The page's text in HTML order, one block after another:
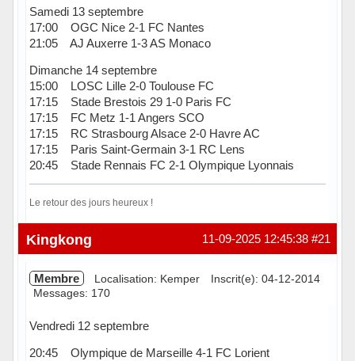
Samedi 13 septembre
17:00 OGC Nice 2-1 FC Nantes
21:05 AJ Auxerre 1-3 AS Monaco
Dimanche 14 septembre
15:00 LOSC Lille 2-0 Toulouse FC
17:15 Stade Brestois 29 1-0 Paris FC
17:15 FC Metz 1-1 Angers SCO
17:15 RC Strasbourg Alsace 2-0 Havre AC
17:15 Paris Saint-Germain 3-1 RC Lens
20:45 Stade Rennais FC 2-1 Olympique Lyonnais
Le retour des jours heureux !
Hors ligne #21
11-09-2025 12:45:38
Kingkong
Membre Localisation: Kemper
Inscrit(e): 04-12-2014
Messages: 170
Vendredi 12 septembre
20:45 Olympique de Marseille 4-1 FC Lorient